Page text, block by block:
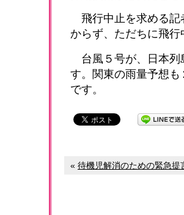
飛行中止を求める記
からず、ただちに飛行
台風５号が、日本列
す。関東の雨量予想
です。
« 待機児解消のための緊急提